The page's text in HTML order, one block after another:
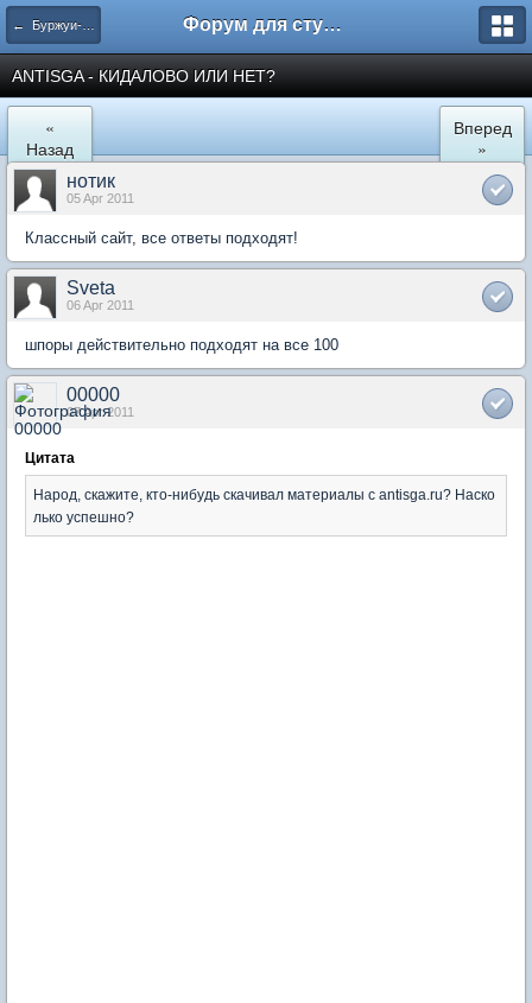
← Буржуи-обманщики Форум для студента СГА
ANTISGA - КИДАЛОВО ИЛИ НЕТ?
«
Назад
Вперед
»
нотик
05 Apr 2011
Классный сайт, все ответы подходят!
Sveta
06 Apr 2011
шпоры действительно подходят на все 100
00000
07 Apr 2011
Цитата
Народ, скажите, кто-нибудь скачивал материалы с antisga.ru? Наско
лько успешно?